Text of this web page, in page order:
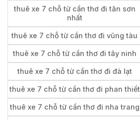
thuê xe 7 chỗ từ cần thơ đi tân sơn
nhất
thuê xe 7 chỗ từ cần thơ đi vũng tàu
thuê xe 7 chỗ từ cần thơ đi tây ninh
thuê xe 7 chỗ từ cần thơ đi đà lạt
thuê xe 7 chỗ từ cần thơ đi phan thiết
thuê xe 7 chỗ từ cần thơ đi nha trang